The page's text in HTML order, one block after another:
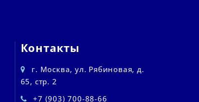
Контакты
г. Москва, ул. Рябиновая, д.
65, стр. 2
+7 (903) 700-88-66